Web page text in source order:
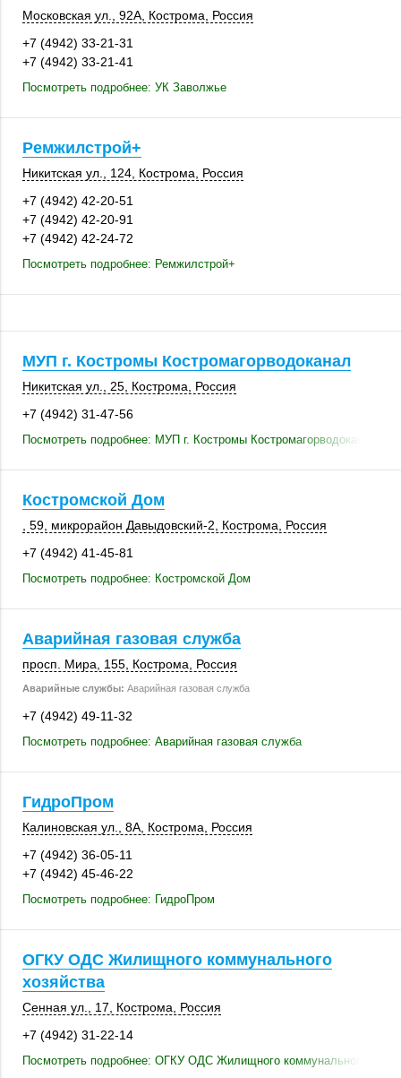
Московская ул. 92А Кострома
Россия
+7 (4942) 33-21-31
+7 (4942) 33-21-41
Посмотреть подробнее: УК Заволжье
Ремжилстрой+
Никитская ул. 124 Кострома
Россия
+7 (4942) 42-20-51
+7 (4942) 42-20-91
+7 (4942) 42-24-72
Посмотреть подробнее: Ремжилстрой+
МУП г. Костромы Костромагорводоканал
Никитская ул., 25 Кострома
Россия
+7 (4942) 31-47-56
Посмотреть подробнее: МУП г. Костромы Костромагорводоканал
Костромской Дом
, 59 , микрорайон Давыдовский-2, Кострома
Россия
+7 (4942) 41-45-81
Посмотреть подробнее: Костромской Дом
Аварийная газовая служба
просп. Мира 155 Кострома Россия
Аварийные службы: Аварийная газовая служба
+7 (4942) 49-11-32
Посмотреть подробнее: Аварийная газовая служба
ГидроПром
Калиновская ул., 8А Кострома
Россия
+7 (4942) 36-05-11
+7 (4942) 45-46-22
Посмотреть подробнее: ГидроПром
ОГКУ ОДС Жилищного коммунального
хозяйства
Сенная ул., 17 Кострома
Россия
+7 (4942) 31-22-14
Посмотреть подробнее: ОГКУ ОДС Жилищного коммунального